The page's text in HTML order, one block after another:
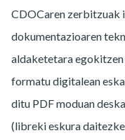
CDOCaren zerbitzuak
dokumentazioaren
aldaketetara
formatu digitalean
ditu PDF moduan
(libreki eskura